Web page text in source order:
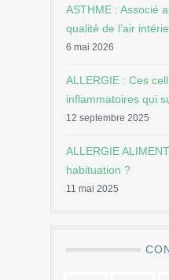
ASTHME : Associé
qualité de l’air
6 mai 2026
ALLERGIE : Ces
inflammatoires qui
12 septembre 2025
ALLERGIE
habituation ?
11 mai 2025